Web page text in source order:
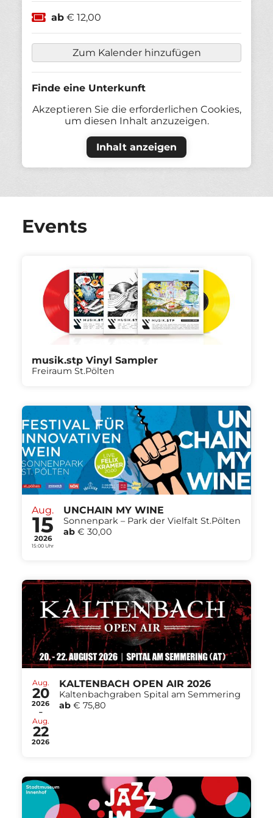
ab € 12,00
Zum Kalender hinzufügen
Finde eine Unterkunft
Akzeptieren Sie die erforderlichen Cookies,
um diesen Inhalt anzuzeigen.
Inhalt anzeigen
Events
musik.stp Vinyl Sampler
Freiraum St.Pölten
Aug.
15
2026
15:00 Uhr
UNCHAIN MY WINE
Sonnenpark – Park der Vielfalt St.Pölten
ab € 30,00
Aug.
20
2026
-
Aug.
22
2026
KALTENBACH OPEN AIR 2026
Kaltenbachgraben Spital am Semmering
ab € 75,80